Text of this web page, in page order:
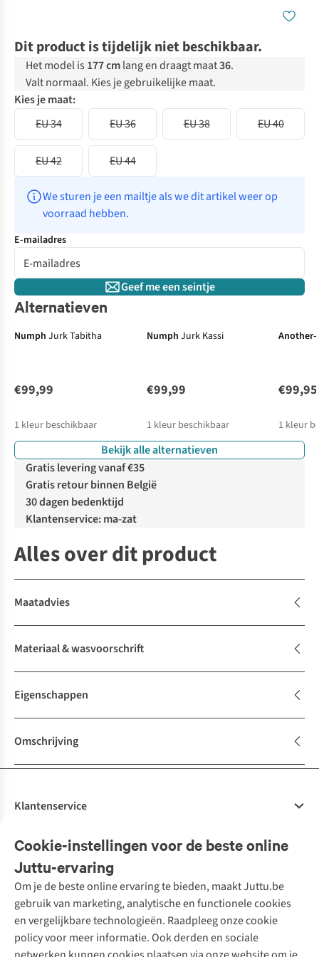
Dit product is tijdelijk niet beschikbaar.
Het model is 177 cmlang en draagt maat36.
Valt normaal. Kies je gebruikelijke maat.
Kies je maat:
EU 34
EU 36 EU 38 EU 40
EU 42 EU 44
We sturen je een mailtje als we dit artikel weer op
voorraad hebben.
E-mailadres
Geef me een seintje
Alternatieven
Numph Jurk Tabitha
€99,99
1 kleur beschikbaar
Numph Jurk Kassi
€99,99
1 kleur beschikbaar
€99,95
1 kleur
Bekijk alle alternatieven
Gratis levering vanaf €35
Gratis retour binnen België
30 dagen bedenktijd
Klantenservice: ma-zat
Alles over dit product
Maatadvies
Materiaal & wasvoorschrift
Eigenschappen
Omschrijving
Cookie-instellingen voor de beste online
Juttu-ervaring
Om je de beste online ervaring te bieden, maakt Juttu.be
gebruik van marketing, analytische en functionele cookies
en vergelijkbare technologieën. Raadpleeg onze cookie
policy voor meer informatie. Ook derden en sociale
Klantenservice
Bestellen
Betalen
10% studentenkorting
Klarna - achteraf betalen
Levering
Retourneren
Onze diensten
Tweedehands - ReJUsed
Kledingatelier
Personal shopping
Textielbox
Events / workshops
Juttu
Over ons
Juttu Friends
Inspiratie
Merken